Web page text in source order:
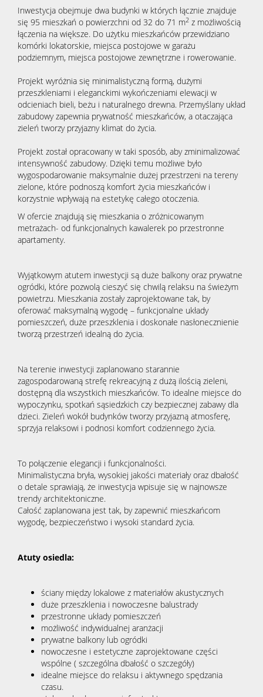
Inwestycja obejmuje dwa budynki w których łącznie znajduje
się 95 mieszkań o powierzchni od 32 do 71 m2 z możliwością
łączenia na większe. Do użytku mieszkańców przewidziano
komórki lokatorskie, miejsca postojowe w garażu
podziemnym, miejsca postojowe zewnętrzne i rowerowanie.
Projekt wyróżnia się minimalistyczną formą, dużymi
przeszkleniami i eleganckimi wykończeniami elewacji w
odcieniach bieli, beżu i naturalnego drewna. Przemyślany układ
zabudowy zapewnia prywatność mieszkańców, a otaczająca
zieleń tworzy przyjazny klimat do życia.
Projekt został opracowany w taki sposób, aby zminimalizować
intensywność zabudowy. Dzięki temu możliwe było
wygospodarowanie maksymalnie dużej przestrzeni na tereny
zielone, które podnoszą komfort życia mieszkańców i
korzystnie wpływają na estetykę całego otoczenia.
W ofercie znajdują się mieszkania o zróżnicowanym
metrażach- od funkcjonalnych kawalerek po przestronne
apartamenty.
Wyjątkowym atutem inwestycji są duże balkony oraz prywatne
ogródki, które pozwolą cieszyć się chwilą relaksu na świeżym
powietrzu. Mieszkania zostały zaprojektowane tak, by
oferować maksymalną wygodę – funkcjonalne układy
pomieszczeń, duże przeszklenia i doskonałe nasłonecznienie
tworzą przestrzeń idealną do życia.
Na terenie inwestycji zaplanowano starannie
zagospodarowaną strefę rekreacyjną z dużą ilością zieleni,
dostępną dla wszystkich mieszkańców. To idealne miejsce do
wypoczynku, spotkań sąsiedzkich czy bezpiecznej zabawy dla
dzieci. Zieleń wokół budynków tworzy przyjazną atmosferę,
sprzyja relaksowi i podnosi komfort codziennego życia.
To połączenie elegancji i funkcjonalności.
Minimalistyczna bryła, wysokiej jakości materiały oraz dbałość
o detale sprawiają, że inwestycja wpisuje się w najnowsze
trendy architektoniczne.
Całość zaplanowana jest tak, by zapewnić mieszkańcom
wygodę, bezpieczeństwo i wysoki standard życia.
Atuty osiedla:
ściany między lokalowe z materiałów akustycznych
duże przeszklenia i nowoczesne balustrady
przestronne układy pomieszczeń
możliwość indywidualnej aranżacji
prywatne balkony lub ogródki
nowoczesne i estetyczne zaprojektowane części
wspólne ( szczególna dbałość o szczegóły)
idealne miejsce do relaksu i aktywnego spędzania
czasu.